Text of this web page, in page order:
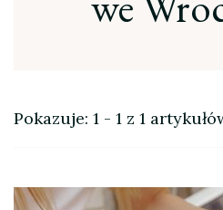
Pokazuje: 1 - 1 z 1